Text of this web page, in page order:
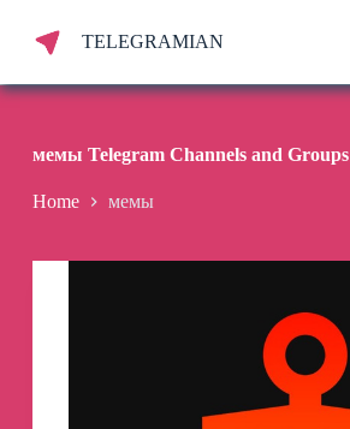
p
n
n
TELEGRAMIAN
мемы Telegram Channels and Groups
Home мемы